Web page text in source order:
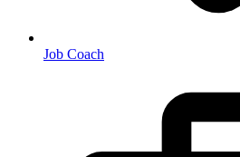
Job Coach